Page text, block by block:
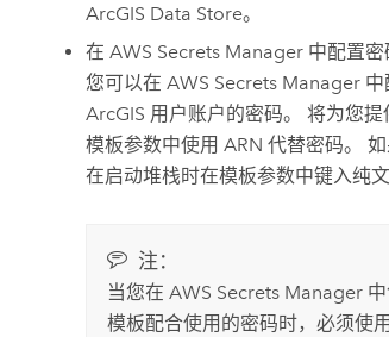
ArcGIS Data Store。
在 AWS Secrets Manager中配置密
您可以在 AWS Secrets Manager中
ArcGIS 用户账户的密码。 将为您提
模板参数中使用 ARN 代替密码。
在启动堆栈时在模板参数中键入纯文
注：
当您在AWS Secrets Manager
模板配合使用的密码时，必须使